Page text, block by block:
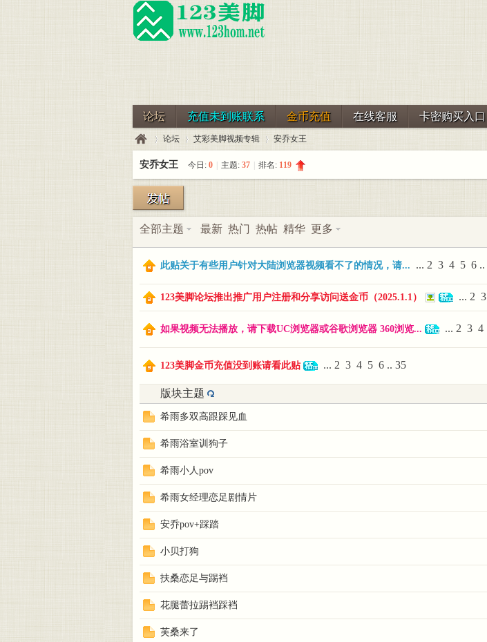
论坛 充值未到账联系 金币充值 在线客服 卡密购买入口
美脚
论坛
»
论坛 艾彩美脚视频专辑 安乔女王
安乔女王 今日: 0 主题: 37 排名: 119
全部主题 最新 热门 热帖 精华 更多
此贴关于有些用户针对大陆浏览器视频看不了的情况，请... ... 2 3 4 5 6 ..
123美脚论坛推出推广用户注册和分享访问送金币（2025.1.1） ... 2 3
如果视频无法播放，请下载UC浏览器或谷歌浏览器 360浏览... ... 2 3 4
123美脚金币充值没到账请看此贴 ... 2 3 4 5 6 .. 35
版块主题
希雨多双高跟踩见血
希雨浴室训狗子
希雨小人pov
希雨女经理恋足剧情片
安乔pov+踩踏
小贝打狗
扶桑恋足与踢裆
花腿蕾拉踢裆踩裆
芙桑来了